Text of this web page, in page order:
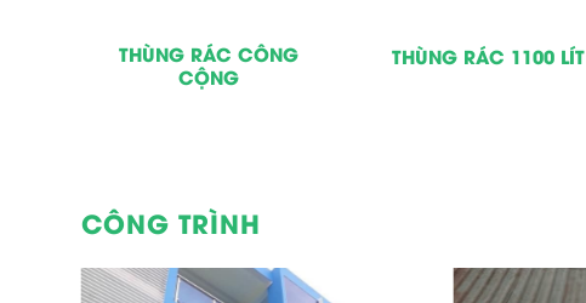
THÙNG RÁC CÔNG
CỘNG
THÙNG RÁC 1100 LÍT
CÔNG TRÌNH